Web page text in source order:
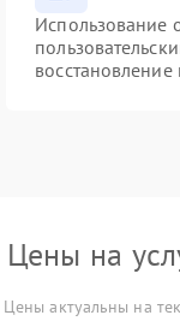
Использование
Цены на
Цены актуальны на